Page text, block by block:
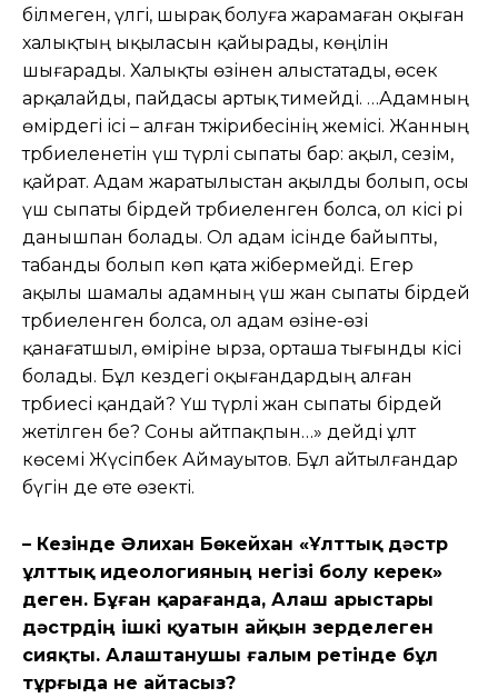
білмеген, үлгі, шырақ болуға жарамаған оқыған
халықтың ықыласын қайырады, көңілін
шығарады. Халықты өзінен алыстатады, өсек
арқалайды, пайдасы артық тимейді. …Адамның
өмірдегі ісі – алған тәжірибесінің жемісі. Жанның
тәрбиеленетін үш түрлі сыпаты бар: ақыл, сезім,
қайрат. Адам жаратылыстан ақылды болып, осы
үш сыпаты бірдей тәрбиеленген болса, ол кісі әрі
данышпан болады. Ол адам ісінде байыпты,
табанды болып көп қата жібермейді. Егер
ақылы шамалы адамның үш жан сыпаты бірдей
тәрбиеленген болса, ол адам өзіне-өзі
қанағатшыл, өміріне ырза, орташа тығынды кісі
болады. Бұл кездегі оқығандардың алған
тәрбиесі қандай? Үш түрлі жан сыпаты бірдей
жетілген бе? Соны айтпақпын…» дейді ұлт
көсемі Жүсіпбек Аймауытов. Бұл айтылғандар
бүгін де өте өзекті.
– Кезінде Әлихан Бөкейхан «Ұлттық дәстүр
ұлттық идеологияның негізі болу керек»
деген. Бұған қарағанда, Алаш арыстары
дәстүрдің ішкі қуатын айқын зерделеген
сияқты. Алаштанушы ғалым ретінде бұл
тұрғыда не айтасыз?